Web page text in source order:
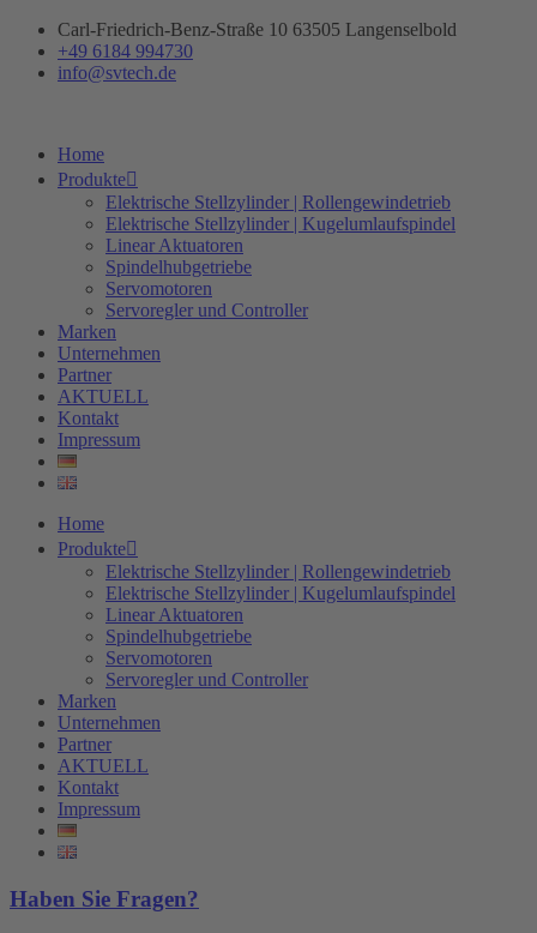
Zum
Inhalt
springen
Carl-Friedrich-Benz-Straße 10 63505 Langenselbold
+49 6184 994730
info@svtech.de
Home
Produkte
Elektrische Stellzylinder | Rollengewindetrieb
Elektrische Stellzylinder | Kugelumlaufspindel
Linear Aktuatoren
Spindelhubgetriebe
Servomotoren
Servoregler und Controller
Marken
Unternehmen
Partner
AKTUELL
Kontakt
Impressum
Home
Produkte
Elektrische Stellzylinder | Rollengewindetrieb
Elektrische Stellzylinder | Kugelumlaufspindel
Linear Aktuatoren
Spindelhubgetriebe
Servomotoren
Servoregler und Controller
Marken
Unternehmen
Partner
AKTUELL
Kontakt
Impressum
Haben Sie Fragen?